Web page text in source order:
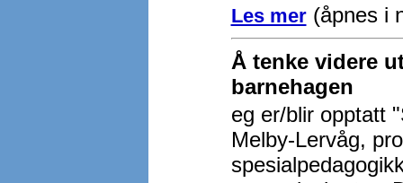
Les mer(åpnes i
Å tenke videre
barnehagen
eg er/blir opptatt
Melby-Lervåg,